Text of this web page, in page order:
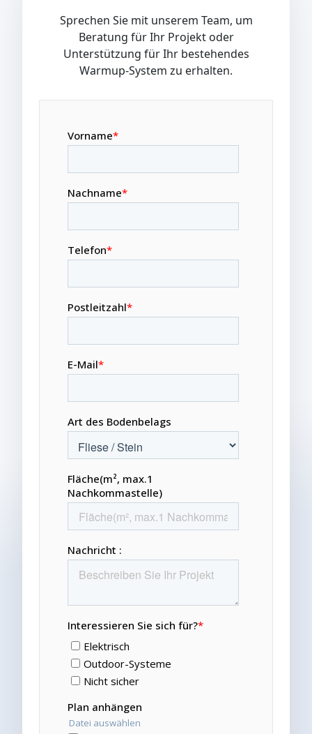
Sprechen Sie mit unserem Team, um
Beratung für Ihr Projekt oder
Unterstützung für Ihr bestehendes
Warmup-System zu erhalten.